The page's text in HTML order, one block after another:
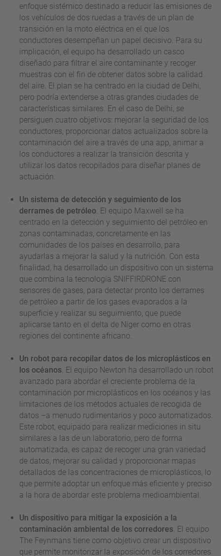
enfoque sistémico destinado a reducir las emisiones de
los vehículos de dos ruedas a través de un plan de
transición en la moto eléctrica en el que los
conductores desempeñan un papel decisivo. Para su
implicación, el equipo ha desarrollado un casco
diseñado para filtrar el aire contaminante y recoger
muestras con el fin de obtener datos sobre la calidad
del aire. El plan se ha centrado en la ciudad de Delhi,
pero podría extenderse a otras grandes ciudades de
características similares. En el caso de Delhi, se
persiguen cuatro objetivos: mejorar la seguridad de los
conductores, proporcionar datos actualizados sobre la
contaminación del aire a través de una app, animar a
los conductores a realizar la transición descrita y
utilizar los datos recopilados para diseñar planes de
actuación.
Un sistema de detección y seguimiento de los
derrames de petróleo . El equipo Maxwell se ha
centrado en la detección y seguimiento del petróleo en
zonas contaminadas, concretamente en las
comunidades de los países en desarrollo, para
ayudarlas a mejorar la salud y la nutrición. Con esta
finalidad, ha desarrollado un dispositivo con un sistema
que combina la tecnología SNIFFIRDRONE con
sensores de gases, para detectar pronto los derrames
de petróleo a partir de los gases evaporados a la
superficie y realizar su seguimiento, que puede
aplicarse tanto en el delta de Níger como en otras
regiones del continente africano.
Un robot para recopilar datos de los microplásticos en
los océanos . El equipo Newton ha desarrollado un robot
avanzado para abordar el creciente problema de la
contaminación por microplásticos en los océanos y las
limitaciones de los métodos actuales de recogida de
datos –a menudo rudimentarios y poco automatizados.
Este robot, equipado para realizar mediciones in situ
similares a las de un laboratorio, pero de forma
automatizada, es capaz de recoger una gran variedad
de datos, mejorar su calidad y proporcionar mapas
detallados de las concentraciones de microplásticos, lo
que permite adoptar un enfoque más eficiente y preciso
a la hora de abordar este problema medioambiental.
Un dispositivo para mitigar la exposición a la
contaminación ambiental de los corredores . El equipo
The Feynmans tiene como objetivo crear un dispositivo
que permite monitorizar la exposición de los corredores